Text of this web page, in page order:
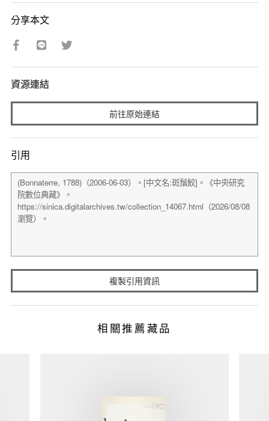
分享本文
資源連結
前往原始連結
引用
複製引用資訊
相關推薦藏品